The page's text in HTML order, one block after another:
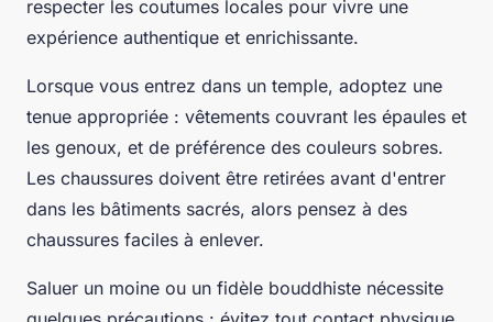
respecter les coutumes locales pour vivre une
expérience authentique et enrichissante.
Lorsque vous entrez dans un temple, adoptez une
tenue appropriée : vêtements couvrant les épaules et
les genoux, et de préférence des couleurs sobres.
Les chaussures doivent être retirées avant d'entrer
dans les bâtiments sacrés, alors pensez à des
chaussures faciles à enlever.
Saluer un moine ou un fidèle bouddhiste nécessite